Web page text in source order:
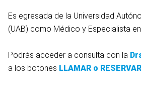
Es egresada de la Universidad
(UAB) como Médico y Especialista
Podrás acceder a consulta con la
a los botones LLAMAR o